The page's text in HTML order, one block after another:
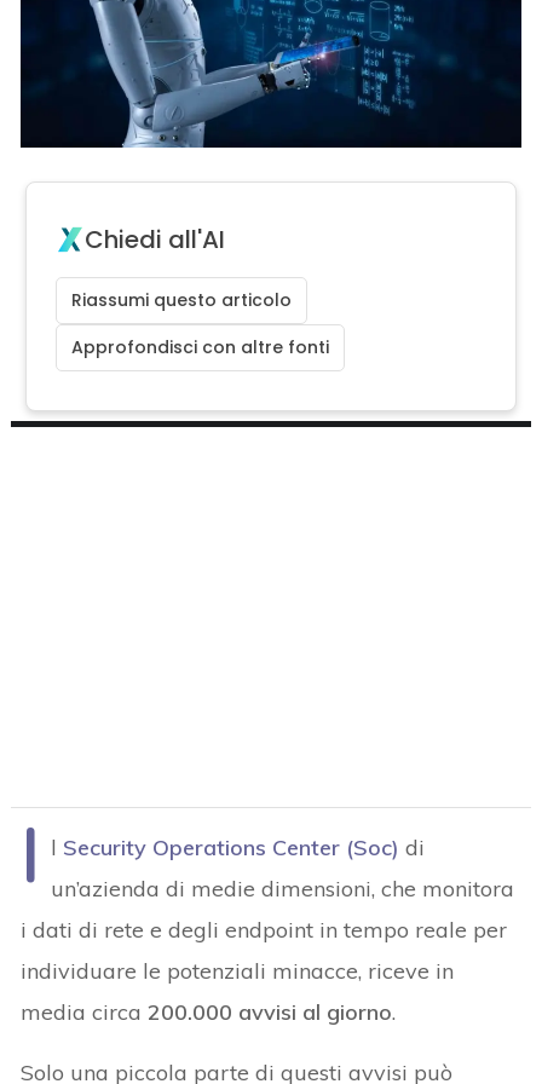
Chiedi all'AI
Riassumi questo articolo
Approfondisci con altre fonti
I l Security Operations Center (Soc) di
un’azienda di medie dimensioni, che monitora
i dati di rete e degli endpoint in tempo reale per
individuare le potenziali minacce, riceve in
media circa200.000 avvisi al giorno.
Solo una piccola parte di questi avvisi può